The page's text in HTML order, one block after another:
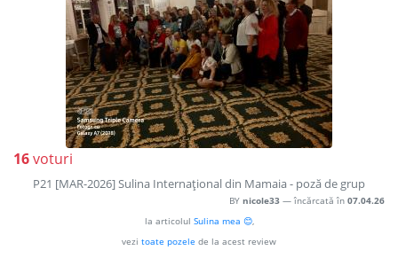
16voturi
P21 [MAR-2026] Sulina Internaţional din Mamaia - poză de grup
BY nicole33 — încărcată în 07.04.26
la articolul Sulina mea 😊,
vezi toate pozele de la acest review